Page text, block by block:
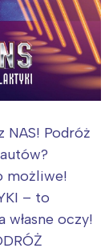
Podróż
możliwe!
– to
własne oczy!